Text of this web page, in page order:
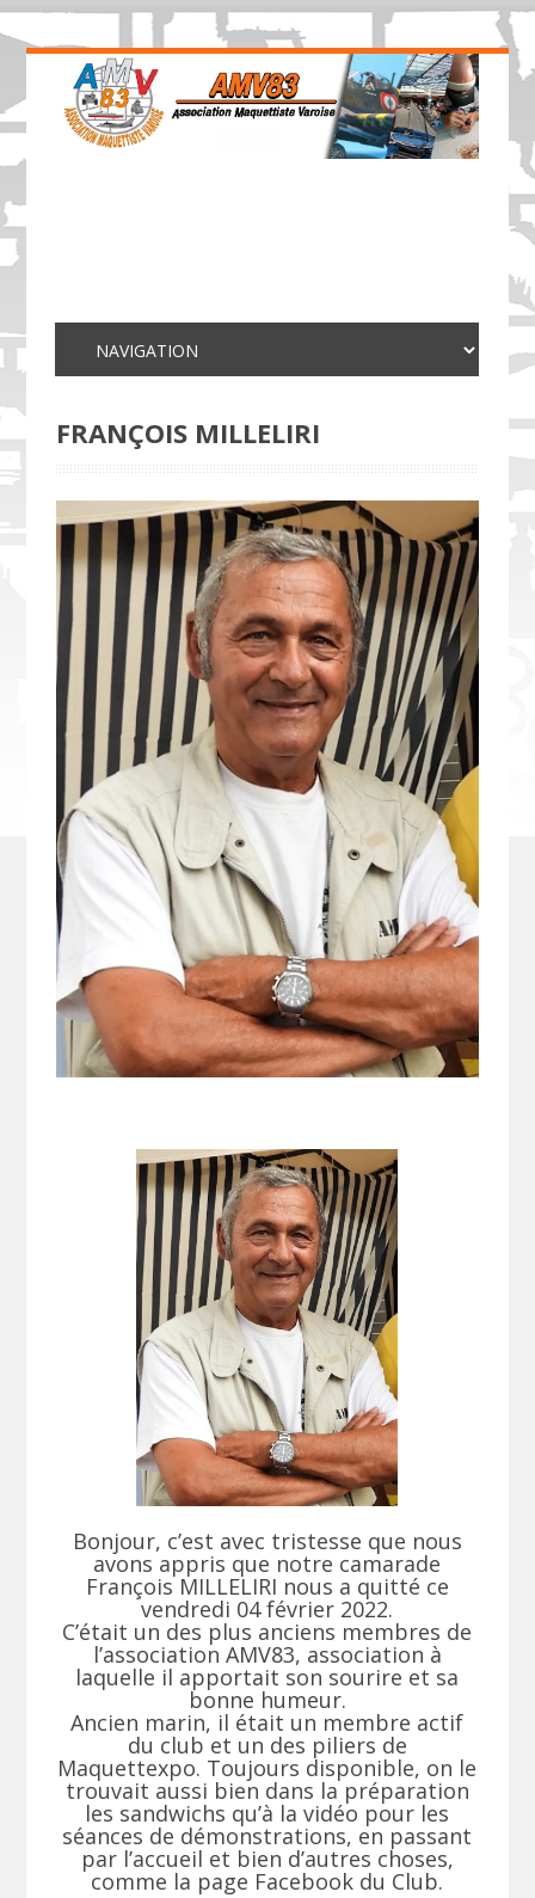
FRANÇOIS MILLELIRI
Bonjour, c’est avec tristesse que nous
avons appris que notre camarade
François MILLELIRI nous a quitté ce
vendredi 04 février 2022.
C’était un des plus anciens membres de
l’association AMV83, association à
laquelle il apportait son sourire et sa
bonne humeur.
Ancien marin, il était un membre actif
du club et un des piliers de
Maquettexpo. Toujours disponible, on le
trouvait aussi bien dans la préparation
les sandwichs qu’à la vidéo pour les
séances de démonstrations, en passant
par l’accueil et bien d’autres choses,
comme la page Facebook du Club.